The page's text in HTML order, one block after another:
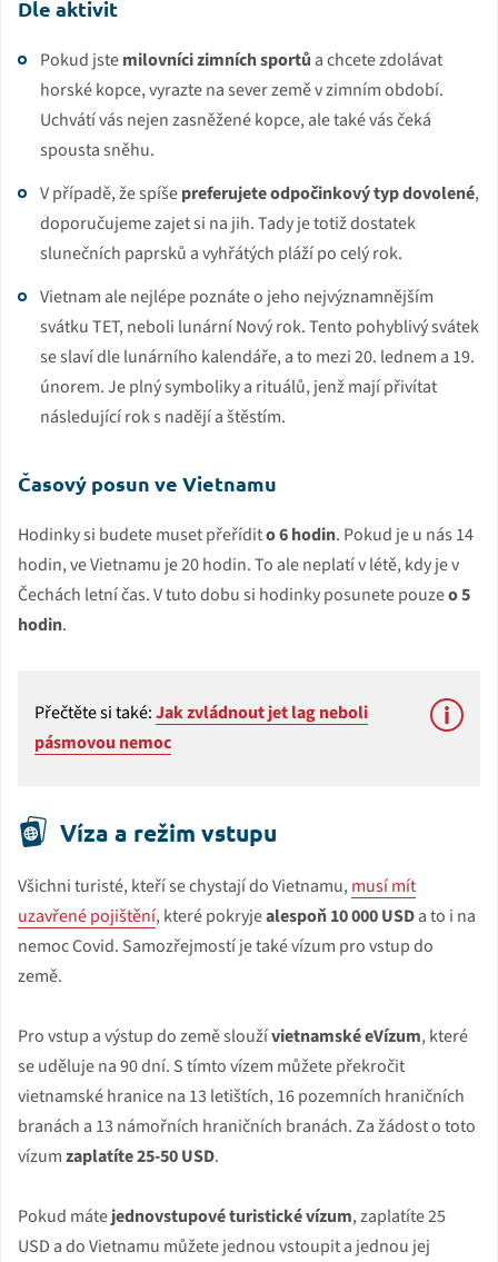
Dle aktivit
Pokud jstemilovníci zimních sportů a chcete zdolávat
horské kopce, vyrazte na sever země v zimním období.
Uchvátí vás nejen zasněžené kopce, ale také vás čeká
spousta sněhu.
V případě, že spíšepreferujete odpočinkový typ dovolené,
doporučujeme zajet si na jih. Tady je totiž dostatek
slunečních paprsků a vyhřátých pláží po celý rok.
Vietnam ale nejlépe poznáte o jeho nejvýznamnějším
svátku TET, neboli lunární Nový rok. Tento pohyblivý svátek
se slaví dle lunárního kalendáře, a to mezi 20. lednem a 19.
únorem. Je plný symboliky a rituálů, jenž mají přivítat
následující rok s nadějí a štěstím.
Časový posun ve Vietnamu
Hodinky si budete muset přeřídito 6 hodin. Pokud je u nás 14
hodin, ve Vietnamu je 20 hodin. To ale neplatí v létě, kdy je v
Čechách letní čas. V tuto dobu si hodinky posunete pouzeo 5
hodin.
Přečtěte si také:Jak zvládnout jet lag neboli
pásmovou nemoc
Víza a režim vstupu
Všichni turisté, kteří se chystají do Vietnamu, musí mít
uzavřené pojištění, které pokryjealespoň 10 000 USDa to i na
nemoc Covid. Samozřejmostí je také vízum pro vstup do
země.
Pro vstup a výstup do země sloužívietnamské eVízum, které
se uděluje na 90 dní. S tímto vízem můžete překročit
vietnamské hranice na 13 letištích, 16 pozemních hraničních
branách a 13 námořních hraničních branách. Za žádost o toto
vízumzaplatíte 25-50 USD.
Pokud mátejednovstupové turistické vízum, zaplatíte 25
USD a do Vietnamu můžete jednou vstoupit a jednou jej